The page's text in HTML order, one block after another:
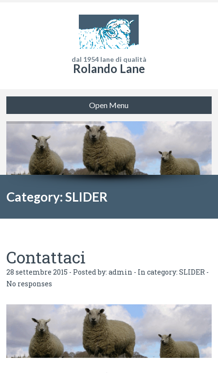
dal 1954 lane di qualità
Rolando Lane
Open Menu
Category: SLIDER
Contattaci
28 settembre 2015 - Posted by:admin - In category:SLIDER -
No responses